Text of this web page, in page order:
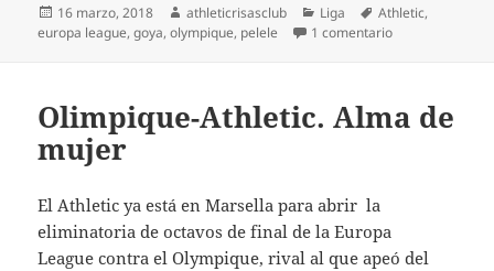
Publicado
el
16 marzo, 2018 Autor
athleticrisasclub Categorías
Liga Etiquetas
Athletic,
europa league,goya,olympique, pelele 1 comentarioen Athletic 1-
Olimpique-Athletic. Alma de
mujer
El Athletic ya está en Marsella para abrir la
eliminatoria de octavos de final de la Europa
League contra el Olympique, rival al que apeó del